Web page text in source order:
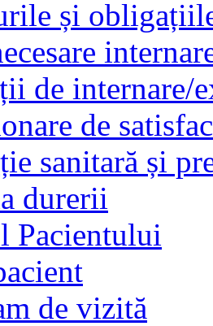
și
de internare/
de
sanitară și
durerii
Pacientului
de vizită